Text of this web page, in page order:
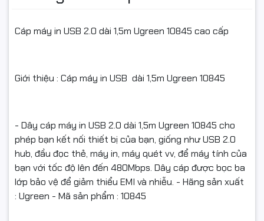
Cáp máy in USB 2.0 dài 1,5m Ugreen 10845 cao cấp
Giới thiệu : Cáp máy in USB dài 1,5m Ugreen 10845
- Dây cáp máy in USB 2.0 dài 1,5m Ugreen 10845 cho
phép bạn kết nối thiết bị của bạn, giống như USB 2.0
hub, đầu đọc thẻ, máy in, máy quét vv, để máy tính của
bạn với tốc độ lên đến 480Mbps. Dây cáp được bọc ba
lớp bảo vệ để giảm thiểu EMI và nhiễu. - Hãng sản xuất
: Ugreen - Mã sản phẩm : 10845